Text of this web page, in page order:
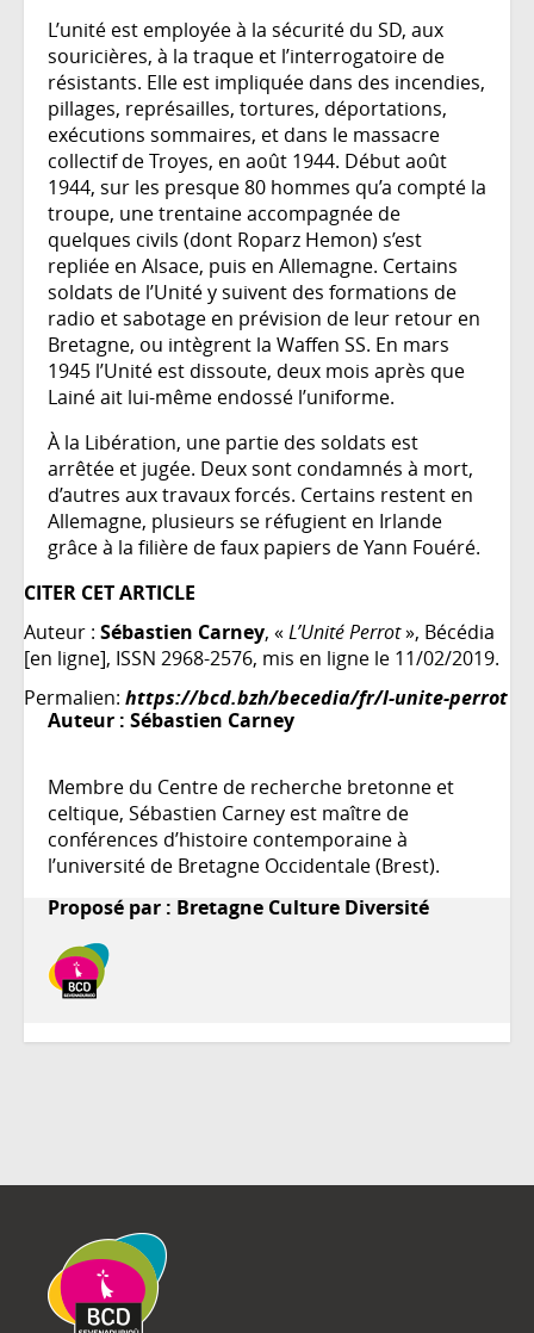
L’unité est employée à la sécurité du SD, aux
souricières, à la traque et l’interrogatoire de
résistants. Elle est impliquée dans des incendies,
pillages, représailles, tortures, déportations,
exécutions sommaires, et dans le massacre
collectif de Troyes, en août 1944. Début août
1944, sur les presque 80 hommes qu’a compté la
troupe, une trentaine accompagnée de
quelques civils (dont Roparz Hemon) s’est
repliée en Alsace, puis en Allemagne. Certains
soldats de l’Unité y suivent des formations de
radio et sabotage en prévision de leur retour en
Bretagne, ou intègrent la Waffen SS. En mars
1945 l’Unité est dissoute, deux mois après que
Lainé ait lui-même endossé l’uniforme.
À la Libération, une partie des soldats est
arrêtée et jugée. Deux sont condamnés à mort,
d’autres aux travaux forcés. Certains restent en
Allemagne, plusieurs se réfugient en Irlande
grâce à la filière de faux papiers de Yann Fouéré.
CITER CET ARTICLE
Auteur : Sébastien Carney, «L’Unité Perrot», Bécédia
[en ligne], ISSN 2968-2576, mis en ligne le 11/02/2019.
Permalien: https://bcd.bzh/becedia/fr/l-unite-perrot
Auteur : Sébastien Carney
Membre du Centre de recherche bretonne et
celtique, Sébastien Carney est maître de
conférences d’histoire contemporaine à
l’université de Bretagne Occidentale (Brest).
Proposé par : Bretagne Culture Diversité